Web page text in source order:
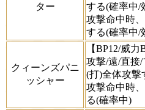
ター
する(確率中/
攻撃命中時
する(確率中/
クィーンズパニ
ッシャー
【BP12/威力B
攻撃/遠/直接
(打)全体攻撃
攻撃命中時
る(確率中)